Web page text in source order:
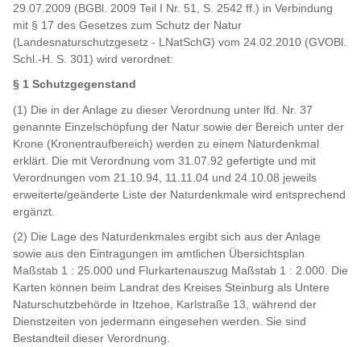
29.07.2009 (BGBl. 2009 Teil I Nr. 51, S. 2542 ff.) in Verbindung
mit § 17 des Gesetzes zum Schutz der Natur
(Landesnaturschutzgesetz - LNatSchG) vom 24.02.2010 (GVOBl.
Schl.-H. S. 301) wird verordnet:
§ 1 Schutzgegenstand
(1) Die in der Anlage zu dieser Verordnung unter lfd. Nr. 37
genannte Einzelschöpfung der Natur sowie der Bereich unter der
Krone (Kronentraufbereich) werden zu einem Naturdenkmal
erklärt. Die mit Verordnung vom 31.07.92 gefertigte und mit
Verordnungen vom 21.10.94, 11.11.04 und 24.10.08 jeweils
erweiterte/geänderte Liste der Naturdenkmale wird entsprechend
ergänzt.
(2) Die Lage des Naturdenkmales ergibt sich aus der Anlage
sowie aus den Eintragungen im amtlichen Übersichtsplan
Maßstab 1 : 25.000 und Flurkartenauszug Maßstab 1 : 2.000. Die
Karten können beim Landrat des Kreises Steinburg als Untere
Naturschutzbehörde in Itzehoe, Karlstraße 13, während der
Dienstzeiten von jedermann eingesehen werden. Sie sind
Bestandteil dieser Verordnung.